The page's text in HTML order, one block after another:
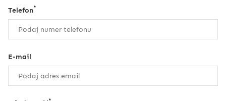
Telefon*
E-mail